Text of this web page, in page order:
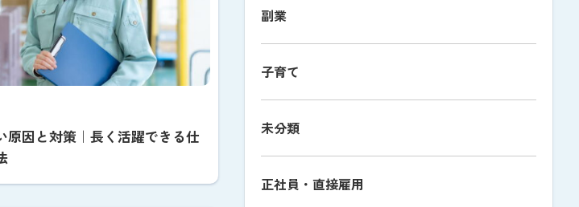
原因と対策｜長く活躍できる仕
副業
子育て
未分類
正社員・直接雇用